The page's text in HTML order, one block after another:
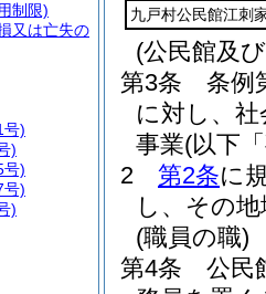
九戸村公民館江刺
(公民館及
第3条
条例
に対し、
事業(以下
2
第2条に
し、その
(職員の職)
第4条
公民
制限)
又は亡失の
号)
)
号)
号)
)